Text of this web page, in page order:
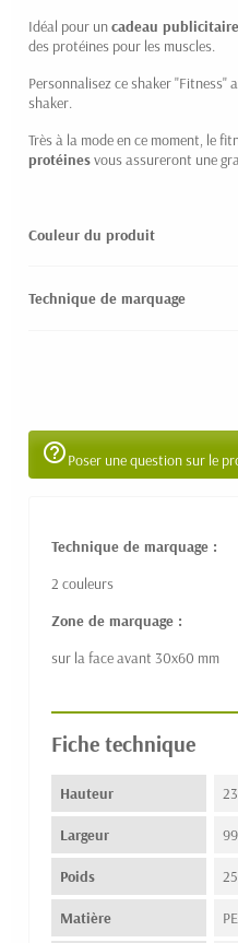
Idéal pour uncadeau publicitaire
des protéines pour les muscles.
Personnalisez ce shaker "Fitness"
shaker.
Très à la mode en ce moment, le
protéinesvous assureront une
Couleur du produit
Technique de marquage
help_outlinePoser une question sur le
Technique de marquage :
2 couleurs
Zone de marquage :
sur la face avant 30x60 mm
Fiche technique
Hauteur
Largeur
Poids
Matière